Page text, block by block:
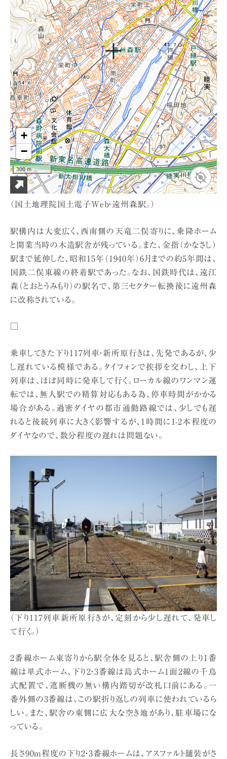
（国土地理院国土電子Web・遠州森駅。）
駅構内は大変広く、西南側の天竜二俣寄りに、乗降ホーム
と開業当時の木造駅舎が残っている。また、金指（かなさし）
駅まで延伸した、昭和15年（1940年）6月までの約5年間は、
国鉄二俣東線の終着駅であった。なお、国鉄時代は、遠江
森（とおとうみもり）の駅名で、第三セクター転換後に遠州森
に改称されている。
乗車してきた下り117列車・新所原行きは、先発であるが、少
し遅れている模様である。タイフォンで挨拶を交わし、上下
列車は、ほぼ同時に発車して行く。ローカル線のワンマン運
転では、無人駅での精算対応もある為、停車時間がかかる
場合がある。過密ダイヤの都市通勤路線では、少しでも遅
れると後続列車に大きく影響するが、1時間に1-2本程度の
ダイヤなので、数分程度の遅れは問題ない。
（下り117列車新所原行きが、定刻から少し遅れて、発車し
て行く。）
2番線ホーム東寄りから駅全体を見ると、駅舎側の上り1番
線は単式ホーム、下り2・3番線は島式ホーム1面2線の千鳥
式配置で、遮断機の無い構内踏切が改札口前にある。一
番外側の3番線は、この駅折り返しの列車に使われているら
しい。また、駅舎の東側に広大な空き地があり、駐車場にな
っている。
長さ90m程度の下り2・3番線ホームは、アスファルト舗装がさ